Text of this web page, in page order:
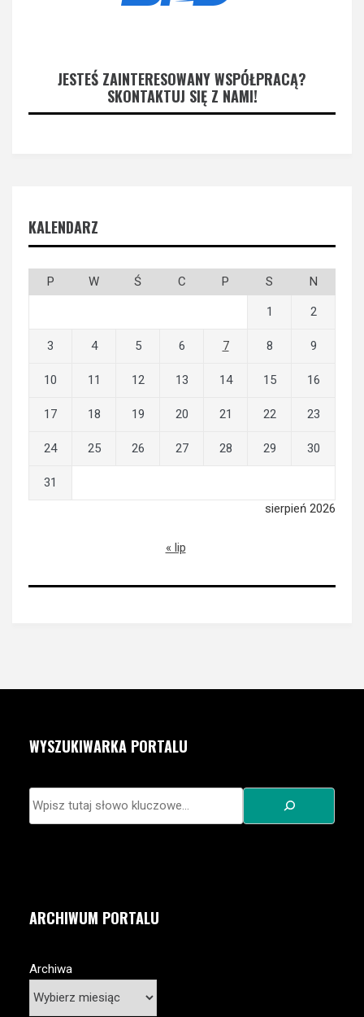
JESTEŚ ZAINTERESOWANY WSPÓŁPRACĄ?
SKONTAKTUJ SIĘ Z NAMI!
KALENDARZ
sierpień 2026
P W Ś C P S N
1 2
3 4 5 6 7 8 9
10 11 12 13 14 15 16
17 18 19 20 21 22 23
24 25 26 27 28 29 30
31
« lip
WYSZUKIWARKA PORTALU
ARCHIWUM PORTALU
Archiwa